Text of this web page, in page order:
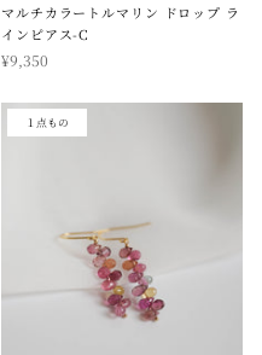
マルチカラートルマリン ドロップ ラ
インピアス-C
¥9,350
１点もの